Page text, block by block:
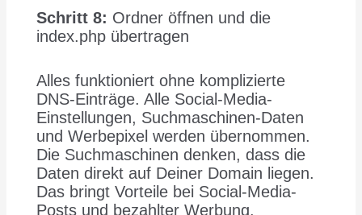
Schritt 8: Ordner öffnen und die
index.php übertragen
Alles funktioniert ohne komplizierte
DNS-Einträge. Alle Social-Media-
Einstellungen, Suchmaschinen-Daten
und Werbepixel werden übernommen.
Die Suchmaschinen denken, dass die
Daten direkt auf Deiner Domain liegen.
Das bringt Vorteile bei Social-Media-
Posts und bezahlter Werbung.